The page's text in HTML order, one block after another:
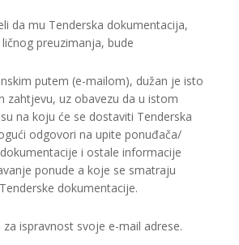
da mu Tenderska dokumentacija,
preuzimanja, bude
putem (e-mailom), dužan je isto
zahtjevu, uz obavezu da u istom
na koju će se dostaviti Tenderska
odgovori na upite ponuđača/
i ostale informacije
ponude a koje se smatraju
dokumentacije.
ispravnost svoje e-mail adrese.